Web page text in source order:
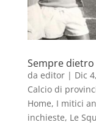
Sempre
da editor| Dic
Calcio di
Home, I mitici
inchieste, Le